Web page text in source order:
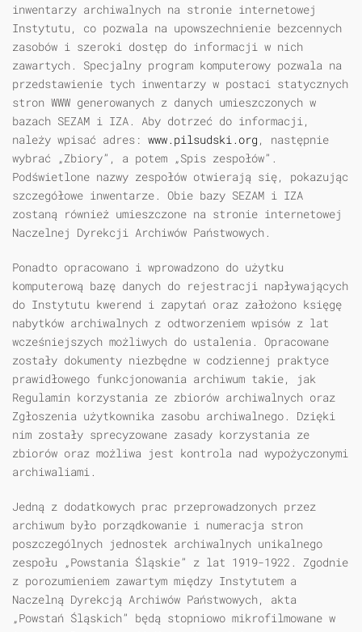
inwentarzy archiwalnych na stronie internetowej
Instytutu, co pozwala na upowszechnienie bezcennych
zasobów i szeroki dostęp do informacji w nich
zawartych. Specjalny program komputerowy pozwala na
przedstawienie tych inwentarzy w postaci statycznych
stron WWW generowanych z danych umieszczonych w
bazach SEZAM i IZA. Aby dotrzeć do informacji,
należy wpisać adres: www.pilsudski.org , następnie
wybrać „Zbiory”, a potem „Spis zespołów”.
Podświetlone nazwy zespołów otwierają się, pokazując
szczegółowe inwentarze. Obie bazy SEZAM i IZA
zostaną również umieszczone na stronie internetowej
Naczelnej Dyrekcji Archiwów Państwowych.
Ponadto opracowano i wprowadzono do użytku
komputerową bazę danych do rejestracji napływających
do Instytutu kwerend i zapytań oraz założono księgę
nabytków archiwalnych z odtworzeniem wpisów z lat
wcześniejszych możliwych do ustalenia. Opracowane
zostały dokumenty niezbędne w codziennej praktyce
prawidłowego funkcjonowania archiwum takie, jak
Regulamin korzystania ze zbiorów archiwalnych oraz
Zgłoszenia użytkownika zasobu archiwalnego. Dzięki
nim zostały sprecyzowane zasady korzystania ze
zbiorów oraz możliwa jest kontrola nad wypożyczonymi
archiwaliami.
Jedną z dodatkowych prac przeprowadzonych przez
archiwum było porządkowanie i numeracja stron
poszczególnych jednostek archiwalnych unikalnego
zespołu „Powstania Śląskie” z lat 1919-1922. Zgodnie
z porozumieniem zawartym między Instytutem a
Naczelną Dyrekcją Archiwów Państwowych, akta
„Powstań Śląskich” będą stopniowo mikrofilmowane w